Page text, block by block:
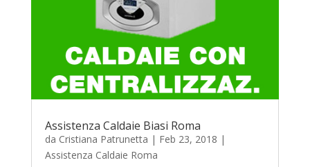
Assistenza Caldaie Biasi Roma
da Cristiana Patrunetta | Feb 23, 2018 |
Assistenza Caldaie Roma